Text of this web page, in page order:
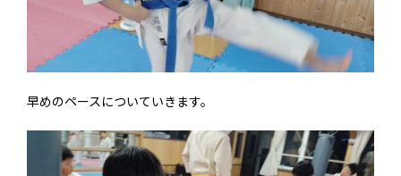
早めのペースについていきます。